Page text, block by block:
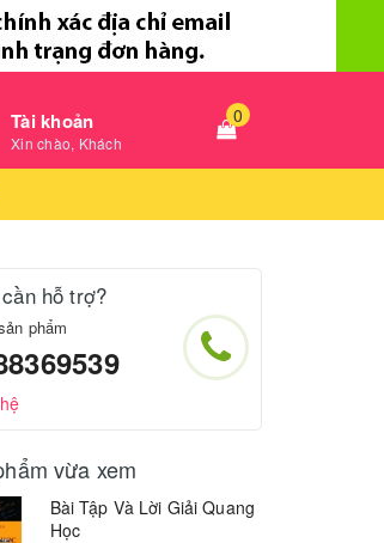
Tài khoản
Xin chào, Khách
0
hỗ trợ?
phẩm
vừa xem
Bài Tập Và Lời Giải Quang
Học